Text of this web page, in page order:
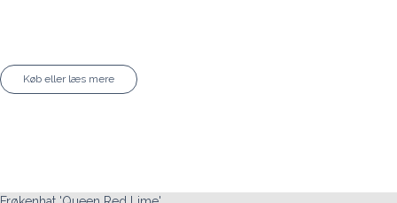
Køb eller læs mere